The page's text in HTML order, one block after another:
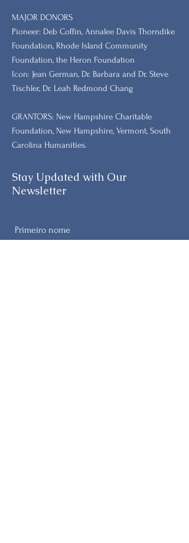
MAJOR DONORS
​Pioneer: Deb Coffin, Annalee Davis Thorndike
Foundation, Rhode Island Community
Foundation, the Heron Foundation
Icon: Jean German, Dr. Barbara and Dr. Steve
Tischler, Dr. Leah Redmond Chang
GRANTORS: New Hampshire Charitable
Foundation, New Hampshire, Vermont, South
Carolina Humanities.
Stay Updated with Our
Newsletter
Primeiro nome